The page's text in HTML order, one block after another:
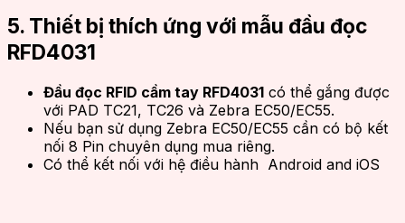
5. Thiết bị thích ứng với mẫu đầu đọc
RFD4031
Đầu đọc RFID cầm tay RFD4031 có thể gắng được
với PAD TC21, TC26 và Zebra EC50/EC55.
Nếu bạn sử dụng Zebra EC50/EC55 cần có bộ kết
nối 8 Pin chuyên dụng mua riêng.
Có thể kết nối với hệ điều hành Android and iOS